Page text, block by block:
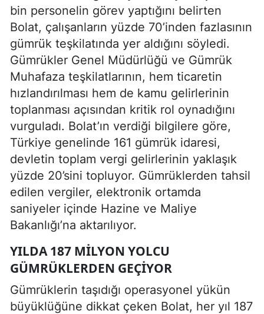
bin personelin görev yaptığını belirten
Bolat, çalışanların yüzde 70’inden fazlasının
gümrük teşkilatında yer aldığını söyledi.
Gümrükler Genel Müdürlüğü ve Gümrük
Muhafaza teşkilatlarının, hem ticaretin
hızlandırılması hem de kamu gelirlerinin
toplanması açısından kritik rol oynadığını
vurguladı. Bolat’ın verdiği bilgilere göre,
Türkiye genelinde 161 gümrük idaresi,
devletin toplam vergi gelirlerinin yaklaşık
yüzde 20’sini topluyor. Gümrüklerden tahsil
edilen vergiler, elektronik ortamda
saniyeler içinde Hazine ve Maliye
Bakanlığı’na aktarılıyor.
YILDA 187 MILYON YOLCU
GÜMRÜKLERDEN GEÇIYOR
Gümrüklerin taşıdığı operasyonel yükün
büyüklüğüne dikkat çeken Bolat, her yıl 187